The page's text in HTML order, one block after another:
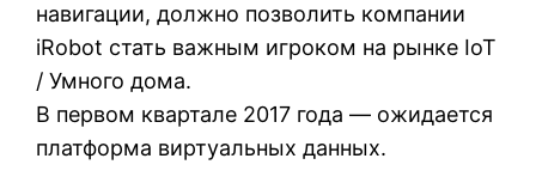
навигации, должно позволить компании
iRobot стать важным игроком на рынке IoT
/ Умного дома.
В первом квартале 2017 года — ожидается
платформа виртуальных данных.